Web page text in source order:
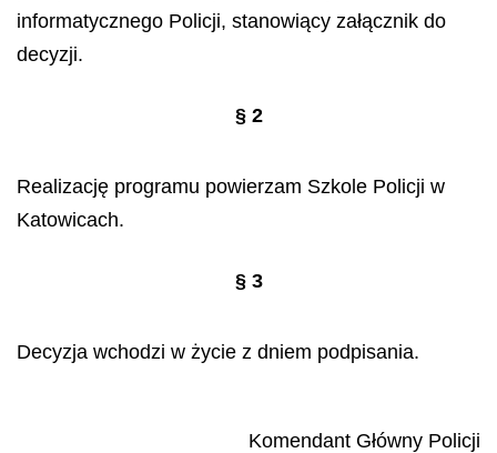
informatycznego Policji, stanowiący załącznik do
decyzji.
§ 2
Realizację programu powierzam Szkole Policji w
Katowicach.
§ 3
Decyzja wchodzi w życie z dniem podpisania.
Komendant Główny Policji